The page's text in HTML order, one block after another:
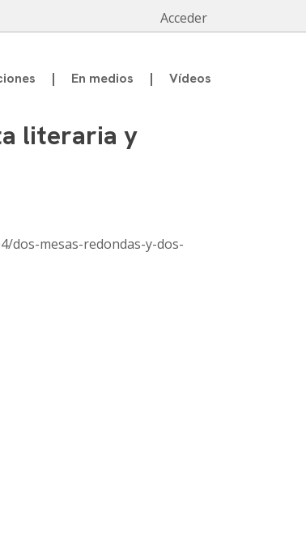
Acceder
En medios Vídeos
literaria y
dos-mesas-redondas-y-dos-